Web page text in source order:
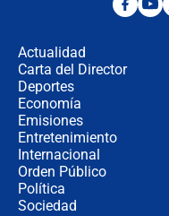
Actualidad
Carta del Director
Deportes
Economía
Emisiones
Entretenimiento
Internacional
Orden Público
Política
Sociedad